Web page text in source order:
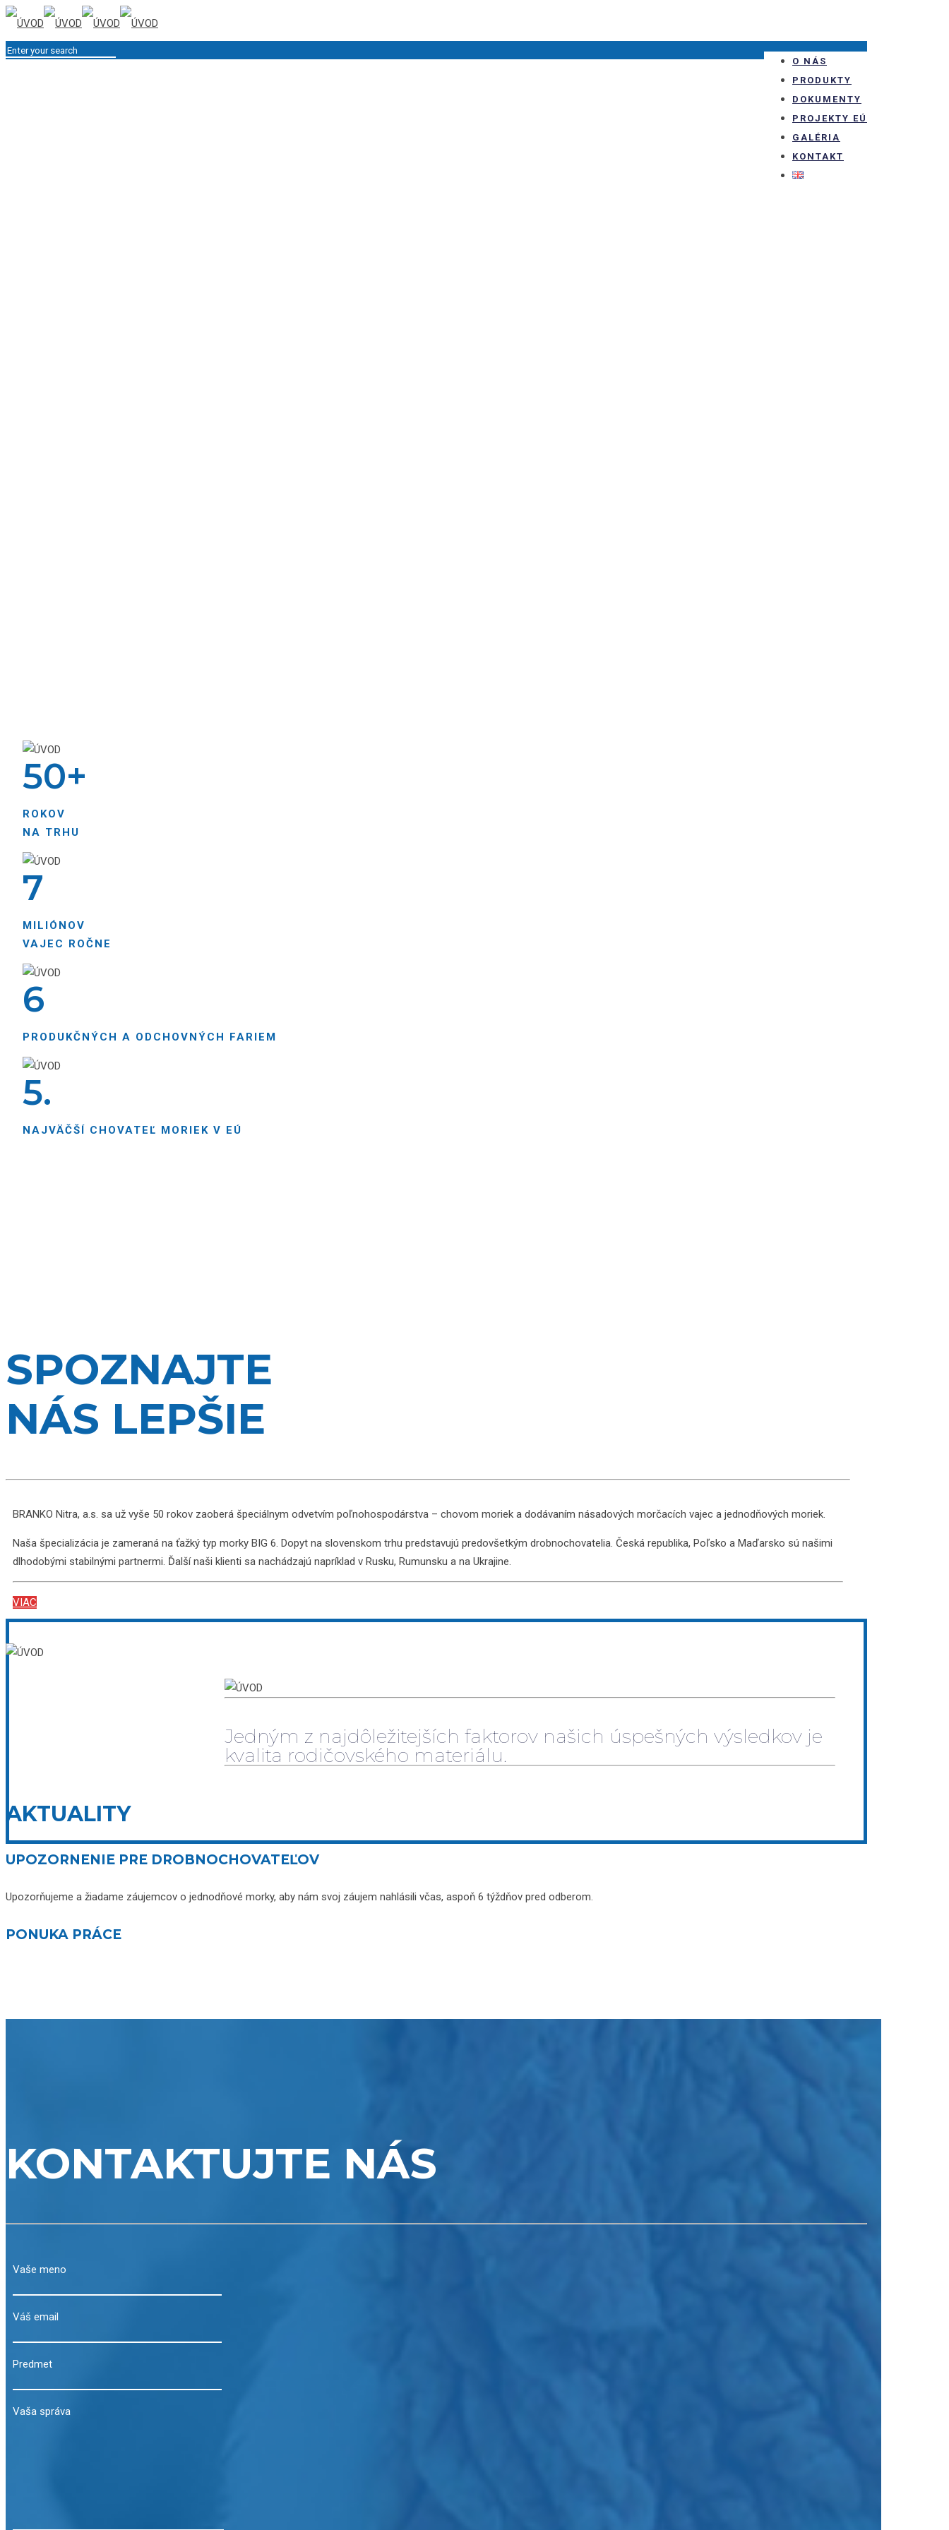
O NÁS
PRODUKTY
DOKUMENTY
PROJEKTY EÚ
GALÉRIA
KONTAKT
50+
ROKOV
NA TRHU
7
MILIÓNOV
VAJEC ROČNE
6
PRODUKČNÝCH A ODCHOVNÝCH FARIEM
5.
NAJVÄČŠÍ CHOVATEĽ MORIEK V EÚ
SPOZNAJTE
NÁS LEPŠIE
BRANKO Nitra, a.s. sa už vyše 50 rokov zaoberá špeciálnym odvetvím poľnohospodárstva – chovom moriek a dodávaním násadových morčacích vajec a jednodňových moriek.
Naša špecializácia je zameraná na ťažký typ morky BIG 6. Dopyt na slovenskom trhu predstavujú predovšetkým drobnochovatelia. Česká republika, Poľsko a Maďarsko sú našimi
dlhodobými stabilnými partnermi. Ďalší naši klienti sa nachádzajú napríklad v Rusku, Rumunsku a na Ukrajine.
VIAC
Jedným z najdôležitejších faktorov našich úspešných výsledkov je
kvalita rodičovského materiálu.
AKTUALITY
UPOZORNENIE PRE DROBNOCHOVATEĽOV
Upozorňujeme a žiadame záujemcov o jednodňové morky, aby nám svoj záujem nahlásili včas, aspoň 6 týždňov pred odberom.
PONUKA PRÁCE
KONTAKTUJTE NÁS
Vaše meno
Váš email
Predmet
Vaša správa